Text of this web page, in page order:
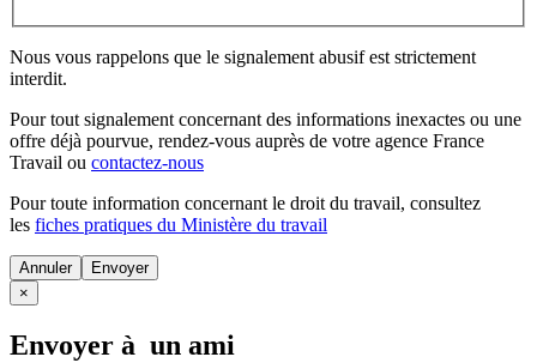
Nous vous rappelons que le signalement abusif est strictement
interdit.
Pour tout signalement concernant des informations inexactes ou une
offre déjà pourvue, rendez-vous auprès de votre agence France
Travail ou contactez-nous
Pour toute information concernant le droit du travail, consultez
les fiches pratiques du Ministère du travail
Annuler
×
Envoyer à un ami